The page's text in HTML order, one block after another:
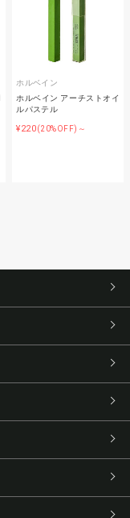
ホルベイン
ホルベイン アーチストオイ
ルパステル
¥220(20%OFF)～